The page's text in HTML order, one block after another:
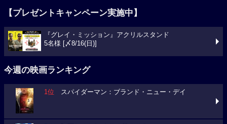
【プレゼントキャンペーン実施中】
『グレイ・ミッション』アクリルスタンド
5名様 [〆8/16(日)]
今週の映画ランキング
1位 スパイダーマン：ブランド・ニュー・デイ